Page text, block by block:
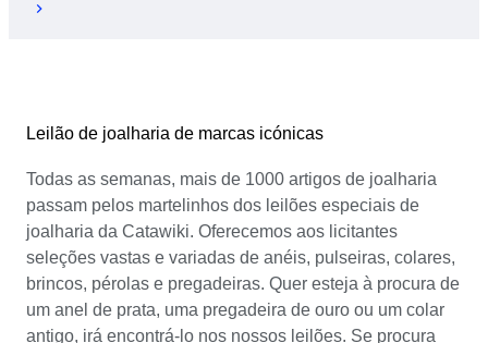
Leilão de joalharia de marcas icónicas
Todas as semanas, mais de 1000 artigos de joalharia
passam pelos martelinhos dos leilões especiais de
joalharia da Catawiki. Oferecemos aos licitantes
seleções vastas e variadas de anéis, pulseiras, colares,
brincos, pérolas e pregadeiras. Quer esteja à procura de
um anel de prata, uma pregadeira de ouro ou um colar
antigo, irá encontrá-lo nos nossos leilões. Se procura